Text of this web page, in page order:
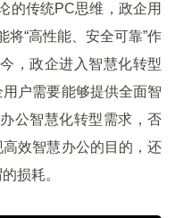
的传统PC思维，政企用
将“高性能、安全可靠”作
，政企进入智慧化转型
户需要能够提供全面智
公智慧化转型需求，否
效智慧办公的目的，还
损耗。